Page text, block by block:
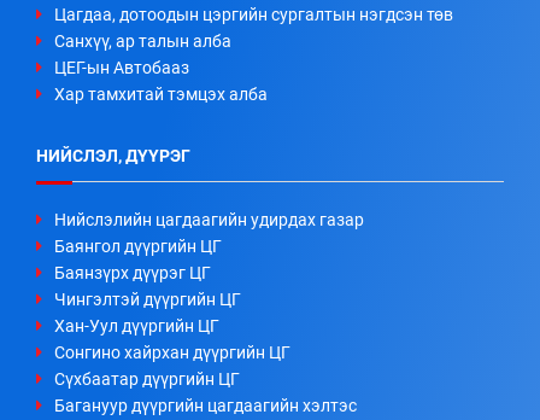
Цагдаа, дотоодын цэргийн сургалтын нэгдсэн төв
Санхүү, ар талын алба
ЦЕГ-ын Автобааз
Хар тамхитай тэмцэх алба
НИЙСЛЭЛ, ДҮҮРЭГ
Нийслэлийн цагдаагийн удирдах газар
Баянгол дүүргийн ЦГ
Баянзүрх дүүрэг ЦГ
Чингэлтэй дүүргийн ЦГ
Хан-Уул дүүргийн ЦГ
Сонгино хайрхан дүүргийн ЦГ
Сүхбаатар дүүргийн ЦГ
Багануур дүүргийн цагдаагийн хэлтэс